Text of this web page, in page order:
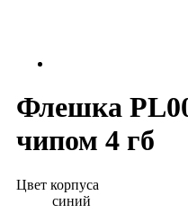
Флешка
чипом 4 гб
Цвет корпуса
синий